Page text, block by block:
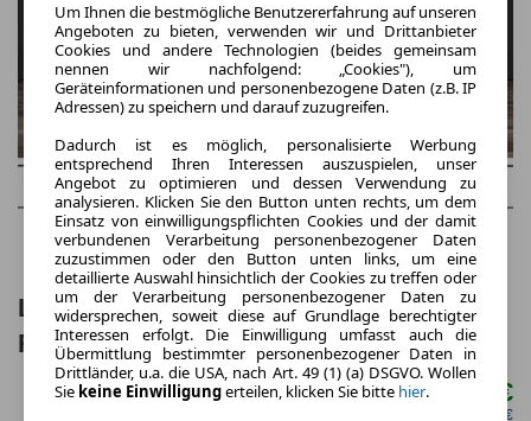
Lamborghini Huracán Huracan EVO
RWD**Akrapovic-Anlage**Lift**
ab mtl.2.599,00 €
netto mtl. 2.184,03 €
Um Ihnen die bestmögliche Benutzererfahrung auf unseren
Angeboten zu bieten, verwenden wir und Drittanbieter
Cookies und andere Technologien (beides gemeinsam
nennen wir nachfolgend: „Cookies"), um
Geräteinformationen und personenbezogene Daten (z.B. IP
Adressen) zu speichern und darauf zuzugreifen.
Dadurch ist es möglich, personalisierte Werbung
entsprechend Ihren Interessen auszuspielen, unser
Angebot zu optimieren und dessen Verwendung zu
analysieren. Klicken Sie den Button unten rechts, um dem
Einsatz von einwilligungspflichten Cookies und der damit
verbundenen Verarbeitung personenbezogener Daten
zuzustimmen oder den Button unten links, um eine
detaillierte Auswahl hinsichtlich der Cookies zu treffen oder
um der Verarbeitung personenbezogener Daten zu
widersprechen, soweit diese auf Grundlage berechtigter
Interessen erfolgt. Die Einwilligung umfasst auch die
Übermittlung bestimmter personenbezogener Daten in
Drittländer, u.a. die USA, nach Art. 49 (1) (a) DSGVO. Wollen
Sie keine Einwilligungerteilen, klicken Sie bitte hier.